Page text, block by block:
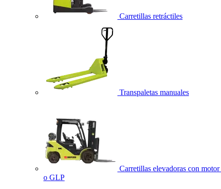
Carretillas retráctiles
Transpaletas manuales
Carretillas elevadoras con motor
o GLP